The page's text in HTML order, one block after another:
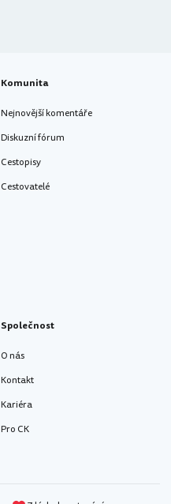
Komunita
Nejnovější komentáře
Diskuzní fórum
Cestopisy
Cestovatelé
Společnost
O nás
Kontakt
Kariéra
Pro CK